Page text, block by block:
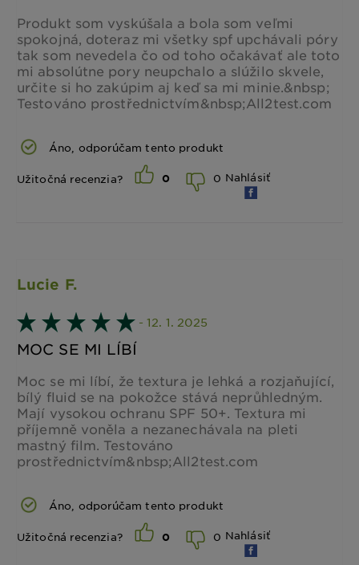
Produkt som vyskúšala a bola som veľmi
spokojná, doteraz mi všetky spf upchávali póry
tak som nevedela čo od toho očakávať ale toto
mi absolútne pory neupchalo a slúžilo skvele,
určite si ho zakúpim aj keď sa mi minie.&nbsp;
Testováno prostřednictvím&nbsp;All2test.com
Áno, odporúčam tento produkt
Užitočná recenzia? 0 0 Nahlásiť
Lucie F.
- 12. 1. 2025
MOC SE MI LÍBÍ
Moc se mi líbí, že textura je lehká a rozjaňující,
bílý fluid se na pokožce stává neprůhledným.
Mají vysokou ochranu SPF 50+. Textura mi
příjemně voněla a nezanechávala na pleti
mastný film. Testováno
prostřednictvím&nbsp;All2test.com
Áno, odporúčam tento produkt
Užitočná recenzia? 0 0 Nahlásiť